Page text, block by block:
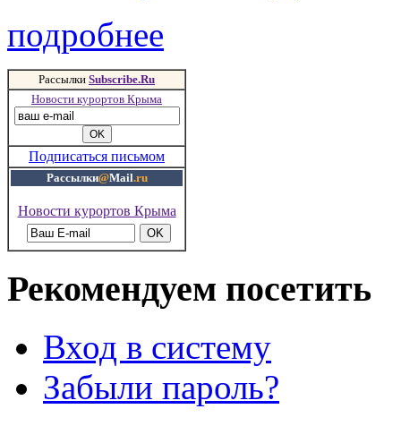
подробнее
Рассылки Subscribe.Ru
Новости курортов Крыма
Подписаться письмом
Рассылки@Mail.ru
Новости курортов Крыма
Рекомендуем посетить
Вход в систему
Забыли пароль?